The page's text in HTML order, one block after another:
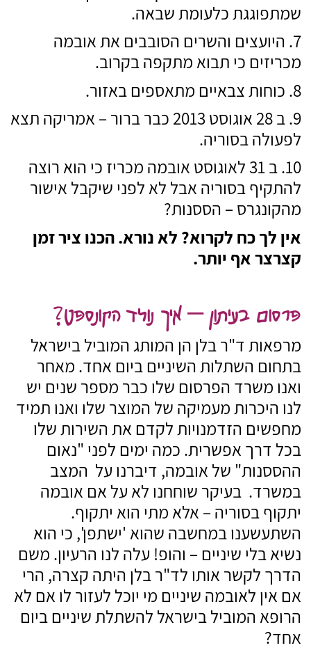
שמתפוגגת כלעומת שבאה.
היועצים והשרים הסובבים את אובמה
מכריזים כי תבוא מתקפה בקרוב.
כוחות צבאיים מתאספים באזור.
ב 28 אוגוסט 2013 כבר ברור – אמריקה תצא
לפעולה בסוריה.
ב 31 לאוגוסט אובמה מכריז כי הוא רוצה
להתקיף בסוריה אבל לא לפני שיקבל אישור
מהקונגרס – הססנות?
אין לך כח לקרוא? לא נורא. הכנו ציר זמן
קצרצר אף יותר.
פרסום בעיתון – איך נולד הקונספט?
מרפאות ד"ר בלן הן המותג המוביל בישראל
בתחום השתלות השיניים ביום אחד. מאחר
ואנו משרד הפרסום שלו כבר מספר שנים יש
לנו היכרות מעמיקה של המוצר שלו ואנו תמיד
מחפשים הזדמנויות לקדם את השירות שלו
בכל דרך אפשרית. כמה ימים לפני "נאום
ההססנות" של אובמה, דיברנו על המצב
במשרד. בעיקר שוחחנו לא על אם אובמה
יתקוף בסוריה – אלא מתי הוא יתקוף.
השתעשענו במחשבה שהוא 'ישתפן', כי הוא
נשיא בלי שיניים – והופ! עלה לנו הרעיון. משם
הדרך לקשר אותו לד"ר בלן היתה קצרה, הרי
אם אין לאובמה שיניים מי יוכל לעזור לו אם לא
הרופא המוביל בישראל להשתלת שיניים ביום
אחד?